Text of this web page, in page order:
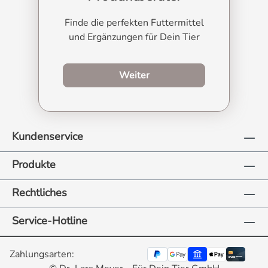
Finde die perfekten Futtermittel
und Ergänzungen für Dein Tier
Weiterzum Produktberater
Kundenservice
Produkte
Rechtliches
Service-Hotline
Zahlungsarten: